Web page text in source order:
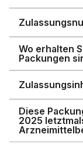
Wo erhalten
Packungen
Diese
2025